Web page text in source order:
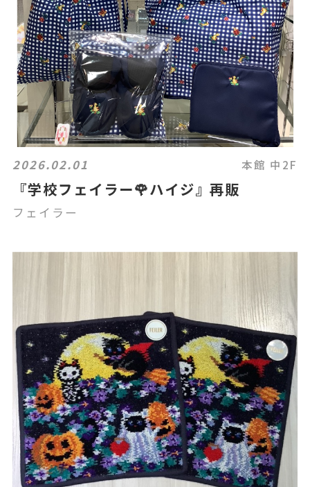
2026.02.01 本館 中2F
『学校フェイラー🌹ハイジ』再販
フェイラー